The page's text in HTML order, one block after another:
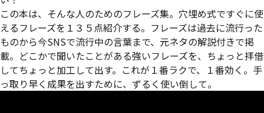
この本は、そんな人のためのフレーズ集。穴埋め式ですぐに使
えるフレーズを１３５点紹介する。フレーズは過去に流行った
ものから今SNSで流行中の言葉まで、元ネタの解説付きで掲
載。どこかで聞いたことがある強いフレーズを、ちょっと拝借
してちょっと加工して出す。これが１番ラクで、１番効く。手
っ取り早く成果を出すために、ずるく使い倒して。